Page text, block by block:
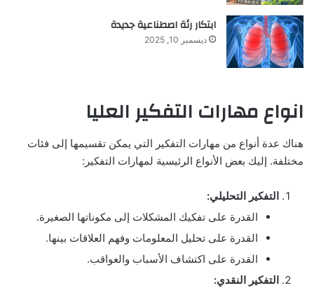
ابتكار رئة اصطناعية جديدة
ديسمبر 10, 2025
انواع مهارات التفكير العليا
هناك عدة أنواع من مهارات التفكير التي يمكن تقسيمها إلى فئات
مختلفة. إليك بعض الأنواع الرئيسية لمهارات التفكير:
التفكير التحليلي:
القدرة على تفكيك المشكلات إلى مكوناتها الصغيرة.
القدرة على تحليل المعلومات وفهم العلاقات بينها.
القدرة على اكتشاف الأسباب والعواقب.
التفكير النقدي: